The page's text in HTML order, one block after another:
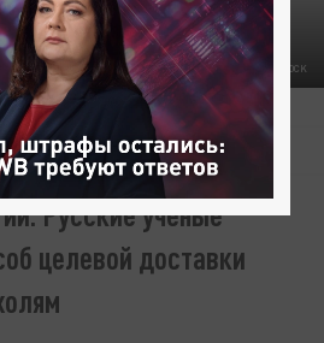
ФОТО: ALEKSANDAR MALIVUK/SHUTTERSTOCK
ЗДОРОВЬЕ
Русские учёные
целевой доставки